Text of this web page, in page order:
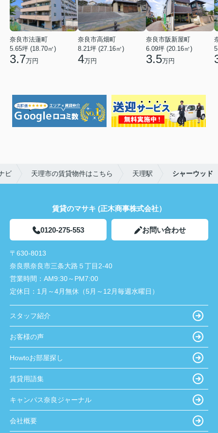
奈良市法蓮町
5.65坪 (18.70㎡)
3.7万円
奈良市高畑町
8.21坪 (27.16㎡)
4万円
奈良市阪新屋町
6.09坪 (20.16㎡)
3.5万円
ビ 天理市の賃貸物件はこちら 天理駅 シャーウッド
賃貸のマサキ (正木商事株式会社）
0120-275-553 お問い合わせ
〒630-8013
奈良県奈良市三条大路５丁目2-40
営業時間： AM9:30～PM7:00
定休日： 1月～4月無休（5月～12月毎週水曜日）
スタッフ紹介
お客様の声
Howtoお部屋探し
賃貸用語集
キャンパス奈良ジャーナル
会社概要